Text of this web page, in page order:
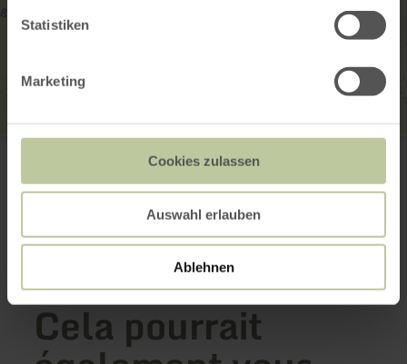
Statistiken
Marketing
Cookies zulassen
Auswahl erlauben
Ablehnen
Spielplatz Bolsdorf
Planifier votre arrivée
Afficher sur la carte
Cela pourrait